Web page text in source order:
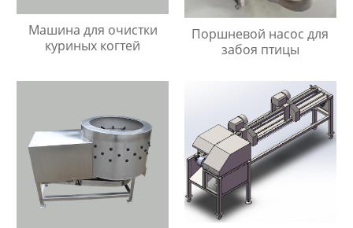
Машина для очистки
куриных когтей
Поршневой насос для
забоя птицы